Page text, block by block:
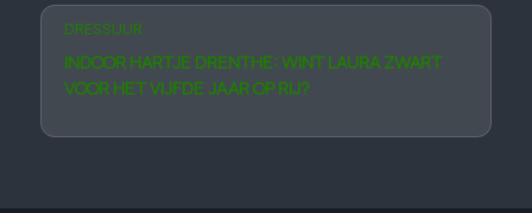
DRESSUUR
INDOOR HARTJE DRENTHE: WINT LAURA ZWART
VOOR HET VIJFDE JAAR OP RIJ?